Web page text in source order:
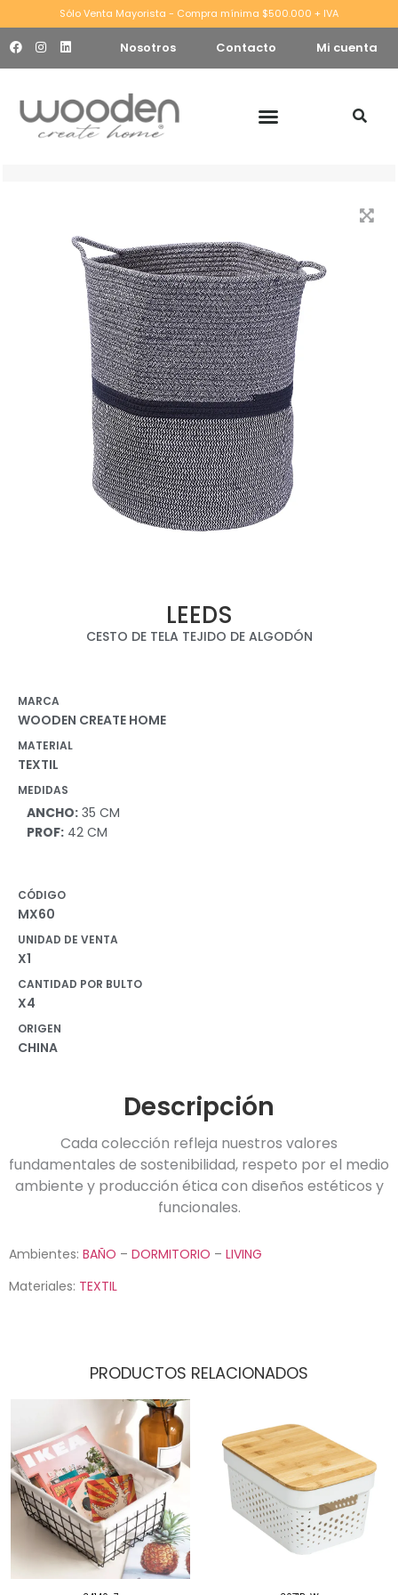
Sólo Venta Mayorista - Compra mínima $500.000 + IVA
Nosotros Contacto Mi cuenta
LEEDS
CESTO DE TELA TEJIDO DE ALGODÓN
MARCA
WOODEN CREATE HOME
MATERIAL
TEXTIL
MEDIDAS
ANCHO: 35 CM
PROF: 42 CM
CÓDIGO
MX60
UNIDAD DE VENTA
X1
CANTIDAD POR BULTO
X4
ORIGEN
CHINA
Descripción
Cada colección refleja nuestros valores
fundamentales de sostenibilidad, respeto por el medio
ambiente y producción ética con diseños estéticos y
funcionales.
Ambientes: BAÑO – DORMITORIO – LIVING
Materiales: TEXTIL
PRODUCTOS RELACIONADOS